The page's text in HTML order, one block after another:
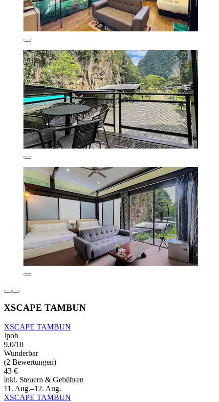
XSCAPE TAMBUN
XSCAPE TAMBUN
Ipoh
9,0/10
Wunderbar
(2 Bewertungen)
43 €
inkl. Steuern & Gebühren
11. Aug.–12. Aug.
XSCAPE TAMBUN